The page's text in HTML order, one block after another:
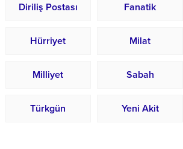
Diriliş Postası Fanatik
Hürriyet Milat
Milliyet Sabah
Türkgün Yeni Akit